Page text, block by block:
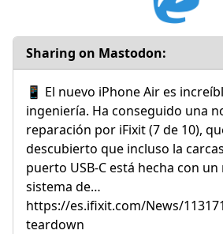
Sharing on Mastodon:
📱 El nuevo iPhone Air es
ingeniería. Ha conseguido una
reparación por iFixit (7 de 10),
descubierto que incluso la
puerto USB-C está hecha con
sistema de…
https://es.ifixit.com/News/
teardown